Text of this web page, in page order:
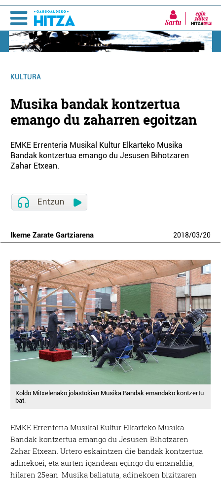
Sartu
KULTURA
Musika bandak kontzertua
emango du zaharren egoitzan
EMKE Errenteria Musikal Kultur Elkarteko Musika
Bandak kontzertua emango du Jesusen Bihotzaren
Zahar Etxean.
Ikerne Zarate Gartziarena 2018/03/20
Koldo Mitxelenako jolastokian Musika Bandak emandako kontzertu
bat.
EMKE Errenteria Musikal Kultur Elkarteko Musika
Bandak kontzertua emango du Jesusen Bihotzaren
Zahar Etxean. Urtero eskaintzen die bandak kontzertua
adinekoei, eta aurten igandean egingo du emanaldia,
hilaren 25ean. Musika baliatuta, adinekoen bizitzaren